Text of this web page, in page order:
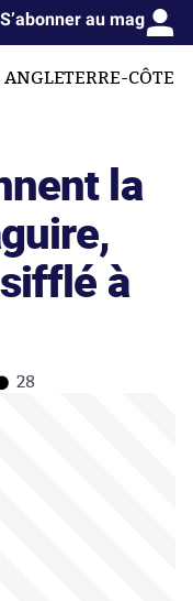
S’abonner au mag
ANGLETERRE-CÔTE
la
à
28